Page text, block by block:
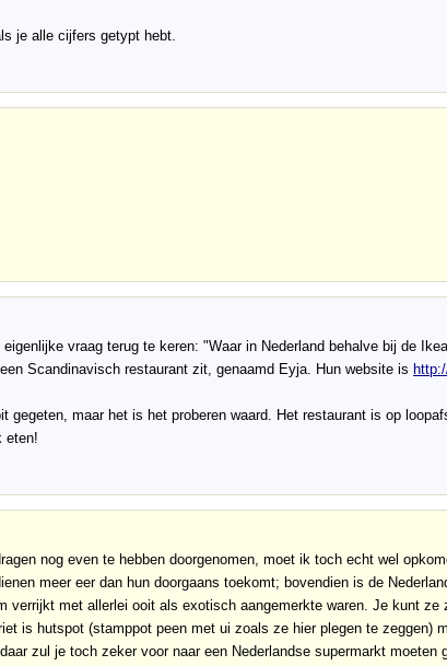
je alle cijfers getypt hebt.
vraag terug te keren: "Waar in Nederland behalve bij de
Scandinavisch restaurant zit, genaamd Eyja. Hun website is
gegeten, maar het is het proberen waard. Het restaurant is op
eten!
nog even te hebben doorgenomen, moet ik toch echt wel
meer eer dan hun doorgaans toekomt; bovendien is de
verrijkt met allerlei ooit als exotisch aangemerkte waren. Je kunt
is hutspot (stamppot peen met ui zoals ze hier plegen te zeggen)
zul je toch zeker voor naar een Nederlandse supermarkt moeten